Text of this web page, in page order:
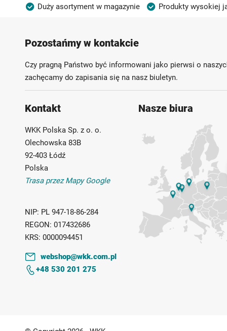
Duży asortyment w magazynie Produkty wysokiej
Pozostańmy w kontakcie
Czy pragną Państwo być informowani jako pierwsi o
zachęcamy do zapisania się na nasz biuletyn.
Kontakt
WKK Polska Sp. z o. o.
Olechowska 83B
92-403 Łódź
Polska
Trasa przez Mapy Google
NIP: PL 947-18-86-284
REGON: 017432686
KRS: 0000094451
webshop@wkk.com.pl
+48 530 201 275
Nasze biura